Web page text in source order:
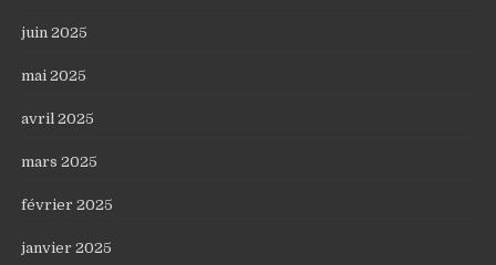
juin 2025
mai 2025
avril 2025
mars 2025
février 2025
janvier 2025